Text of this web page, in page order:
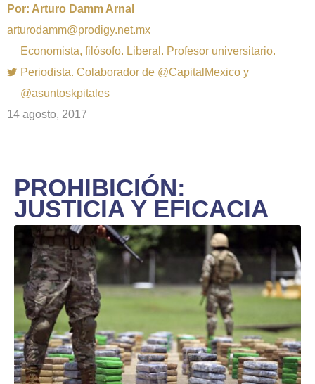
Por: Arturo Damm Arnal
arturodamm@prodigy.net.mx
Economista, filósofo. Liberal. Profesor universitario.
Periodista. Colaborador de @CapitalMexico y
@asuntoskpitales
14 agosto, 2017
PROHIBICIÓN:
JUSTICIA Y EFICACIA